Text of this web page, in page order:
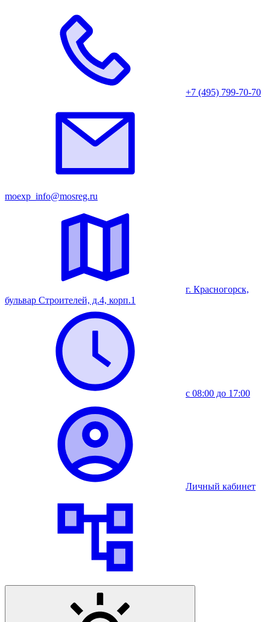
+7 (495) 799-70-70
moexp_info@mosreg.ru
г. Красногорск,
бульвар Строителей, д.4, корп.1
с 08:00 до 17:00
Личный кабинет